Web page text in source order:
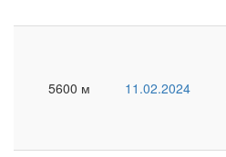
5600 м 11.02.2024